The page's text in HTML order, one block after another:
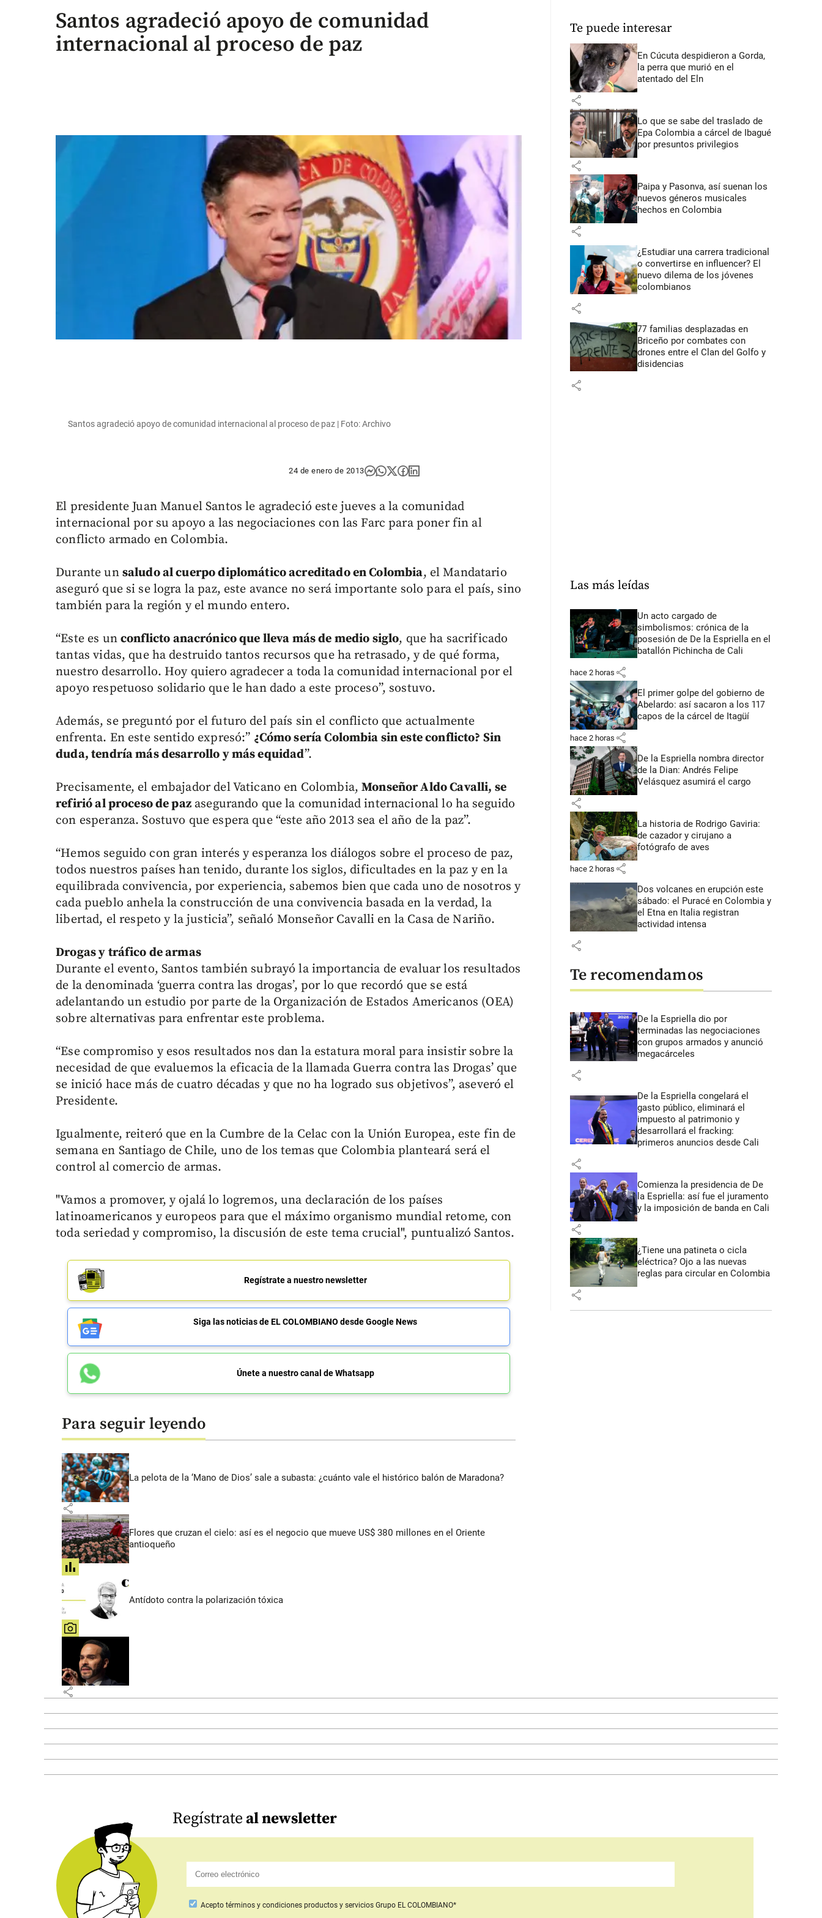
Santos agradeció apoyo de comunidad
internacional al proceso de paz
Santos agradeció apoyo de comunidad internacional al proceso de paz | Foto: Archivo
24 de enero de 2013
El presidente Juan Manuel Santos le agradeció este jueves a la comunidad
internacional por su apoyo a las negociaciones con las Farc para poner fin al
conflicto armado en Colombia.
Durante un saludo al cuerpo diplomático acreditado en Colombia, el Mandatario
aseguró que si se logra la paz, este avance no será importante solo para el país, sino
también para la región y el mundo entero.
“Este es un conflicto anacrónico que lleva más de medio siglo, que ha sacrificado
tantas vidas, que ha destruido tantos recursos que ha retrasado, y de qué forma,
nuestro desarrollo. Hoy quiero agradecer a toda la comunidad internacional por el
apoyo respetuoso solidario que le han dado a este proceso”, sostuvo.
Además, se preguntó por el futuro del país sin el conflicto que actualmente
enfrenta. En este sentido expresó:” ¿Cómo sería Colombia sin este conflicto? Sin
duda, tendría más desarrollo y más equidad”.
Precisamente, el embajador del Vaticano en Colombia,Monseñor Aldo Cavalli, se
refirió al proceso de pazasegurando que la comunidad internacional lo ha seguido
con esperanza. Sostuvo que espera que “este año 2013 sea el año de la paz”.
“Hemos seguido con gran interés y esperanza los diálogos sobre el proceso de paz,
todos nuestros países han tenido, durante los siglos, dificultades en la paz y en la
equilibrada convivencia, por experiencia, sabemos bien que cada uno de nosotros y
cada pueblo anhela la construcción de una convivencia basada en la verdad, la
libertad, el respeto y la justicia”, señaló Monseñor Cavalli en la Casa de Nariño.
Drogas y tráfico de armas
Durante el evento, Santos también subrayó la importancia de evaluar los resultados
de la denominada ‘guerra contra las drogas’, por lo que recordó que se está
adelantando un estudio por parte de la Organización de Estados Americanos (OEA)
sobre alternativas para enfrentar este problema.
“Ese compromiso y esos resultados nos dan la estatura moral para insistir sobre la
necesidad de que evaluemos la eficacia de la llamada Guerra contra las Drogas’ que
se inició hace más de cuatro décadas y que no ha logrado sus objetivos”, aseveró el
Presidente.
Igualmente, reiteró que en la Cumbre de la Celac con la Unión Europea, este fin de
semana en Santiago de Chile, uno de los temas que Colombia planteará será el
control al comercio de armas.
"Vamos a promover, y ojalá lo logremos, una declaración de los países
latinoamericanos y europeos para que el máximo organismo mundial retome, con
toda seriedad y compromiso, la discusión de este tema crucial", puntualizó Santos.
Regístrate a nuestro newsletter
Siga las noticias de EL COLOMBIANO desde Google News
Únete a nuestro canal de Whatsapp
Para seguir leyendo
La pelota de la ‘Mano de Dios’ sale a subasta: ¿cuánto vale el histórico balón de Maradona?
share
Flores que cruzan el cielo: así es el negocio que mueve US$ 380 millones en el Oriente
antioqueño
share
Antídoto contra la polarización tóxica
share
share
Te puede interesar
En Cúcuta despidieron a Gorda,
la perra que murió en el
atentado del Eln
share
Lo que se sabe del traslado de
Epa Colombia a cárcel de Ibagué
por presuntos privilegios
share
Paipa y Pasonva, así suenan los
nuevos géneros musicales
hechos en Colombia
share
¿Estudiar una carrera tradicional
o convertirse en influencer? El
nuevo dilema de los jóvenes
colombianos
share
77 familias desplazadas en
Briceño por combates con
drones entre el Clan del Golfo y
disidencias
share
Las más leídas
Un acto cargado de
simbolismos: crónica de la
posesión de De la Espriella en el
batallón Pichincha de Cali
hace 2 horas share
El primer golpe del gobierno de
Abelardo: así sacaron a los 117
capos de la cárcel de Itagüí
hace 2 horas share
De la Espriella nombra director
de la Dian: Andrés Felipe
Velásquez asumirá el cargo
share
La historia de Rodrigo Gaviria:
de cazador y cirujano a
fotógrafo de aves
hace 2 horas share
Dos volcanes en erupción este
sábado: el Puracé en Colombia y
el Etna en Italia registran
actividad intensa
share
Te recomendamos
De la Espriella dio por
terminadas las negociaciones
con grupos armados y anunció
megacárceles
share
De la Espriella congelará el
gasto público, eliminará el
impuesto al patrimonio y
desarrollará el fracking:
primeros anuncios desde Cali
share
Comienza la presidencia de De
la Espriella: así fue el juramento
y la imposición de banda en Cali
share
¿Tiene una patineta o cicla
eléctrica? Ojo a las nuevas
reglas para circular en Colombia
share
Regístrateal newsletter
Acepto términos y condiciones productos y servicios Grupo EL COLOMBIANO*